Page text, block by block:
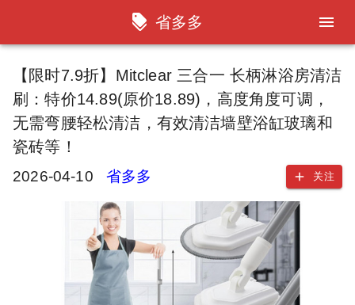
省多多
【限时7.9折】Mitclear 三合一 长柄淋浴房清洁
刷：特价14.89(原价18.89)，高度角度可调，
无需弯腰轻松清洁，有效清洁墙壁浴缸玻璃和
瓷砖等！
2026-04-10 省多多 关注